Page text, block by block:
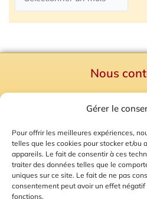
Gérer le
Pour offrir les meilleures expériences,
telles que les cookies pour stocker et/ou
appareils. Le fait de consentir à ces
traiter des données telles que le
uniques sur ce site. Le fait de ne pas
consentement peut avoir un effet
fonctions.
Nous
Mentions Légales
Gestion des